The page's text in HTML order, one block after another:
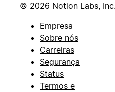
© 2026 Notion Labs,
Empresa
Sobre nós
Carreiras
Segurança
Status
Termos e